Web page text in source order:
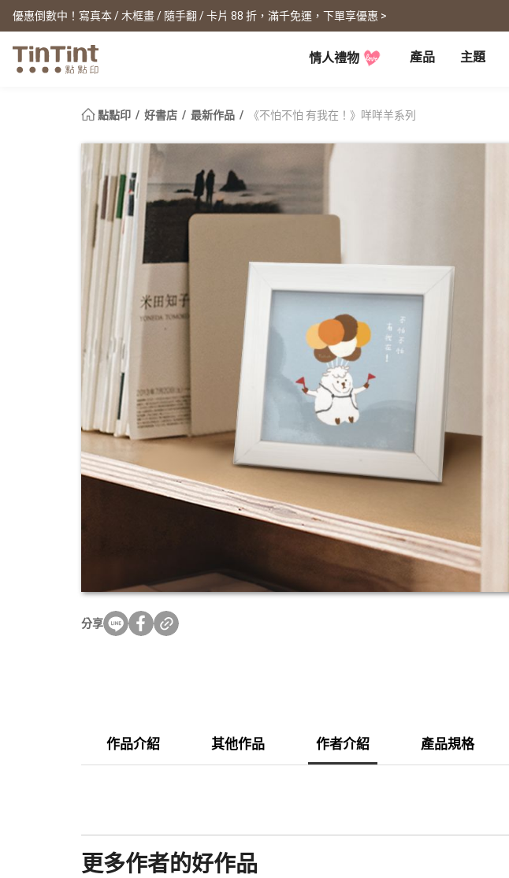
優惠倒數中！寫真本 / 木框畫 / 隨手翻 / 卡片 88 折，滿千免運，下單享優惠 >
情人禮物 產品 主題
全產品系列 | 周邊配件 | 產品比較
相片書
文庫本
寫真本
映畫本
故事本
主題本
精裝寫真本
經典布幀本
Fastbook
Fastbook 精裝本
木框畫
海報
相片沖印
節日
生日禮物
新年禮物
情人節
畢業紀念
母親節
父親節
教師節
聖誕交換禮物
寶寶
0 歲 懷孕日記
1 歲 週歲生日書
1-3 歲 親子共讀本
婚禮
婚紗本
職場
名片
退休紀念
轉職紀念
獎勵旅遊
企業贈品
毛孩桌曆
生日書
寵物明星海報
月曆大量優惠
點點印 APP 部落格
點點印 好書店 最新作品 《不怕不怕 有我在！》咩咩羊系列
分享
作品介紹 其他作品 作者介紹 產品規格
更多作者的好作品